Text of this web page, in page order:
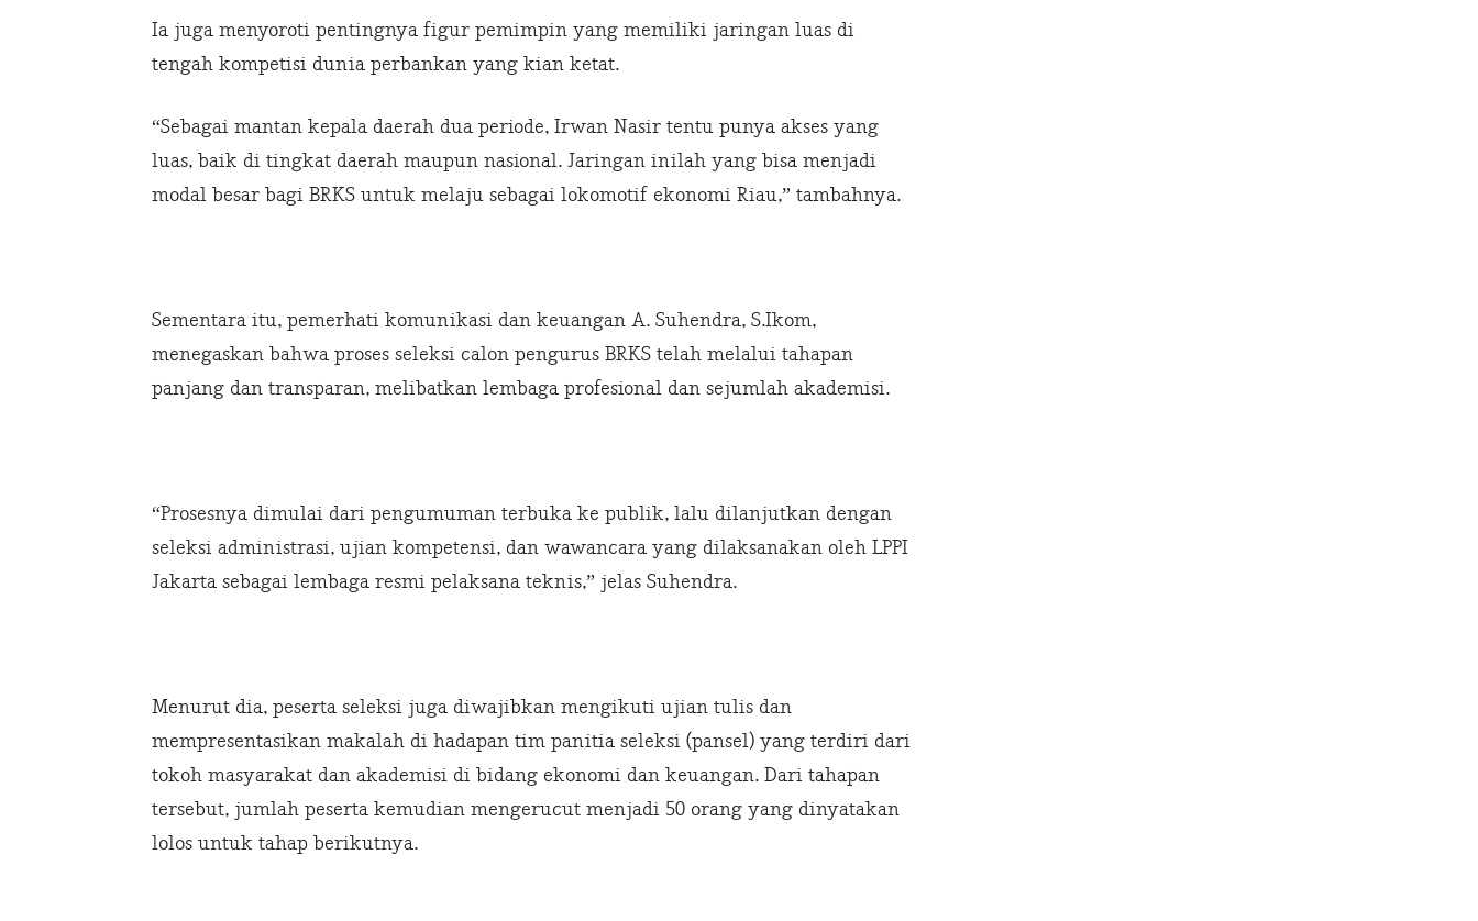
Ia juga menyoroti pentingnya figur pemimpin yang memiliki jaringan luas di
tengah kompetisi dunia perbankan yang kian ketat.
“Sebagai mantan kepala daerah dua periode, Irwan Nasir tentu punya akses yang
luas, baik di tingkat daerah maupun nasional. Jaringan inilah yang bisa menjadi
modal besar bagi BRKS untuk melaju sebagai lokomotif ekonomi Riau,” tambahnya.
Sementara itu, pemerhati komunikasi dan keuangan A. Suhendra, S.Ikom,
menegaskan bahwa proses seleksi calon pengurus BRKS telah melalui tahapan
panjang dan transparan, melibatkan lembaga profesional dan sejumlah akademisi.
“Prosesnya dimulai dari pengumuman terbuka ke publik, lalu dilanjutkan dengan
seleksi administrasi, ujian kompetensi, dan wawancara yang dilaksanakan oleh LPPI
Jakarta sebagai lembaga resmi pelaksana teknis,” jelas Suhendra.
Menurut dia, peserta seleksi juga diwajibkan mengikuti ujian tulis dan
mempresentasikan makalah di hadapan tim panitia seleksi (pansel) yang terdiri dari
tokoh masyarakat dan akademisi di bidang ekonomi dan keuangan. Dari tahapan
tersebut, jumlah peserta kemudian mengerucut menjadi 50 orang yang dinyatakan
lolos untuk tahap berikutnya.